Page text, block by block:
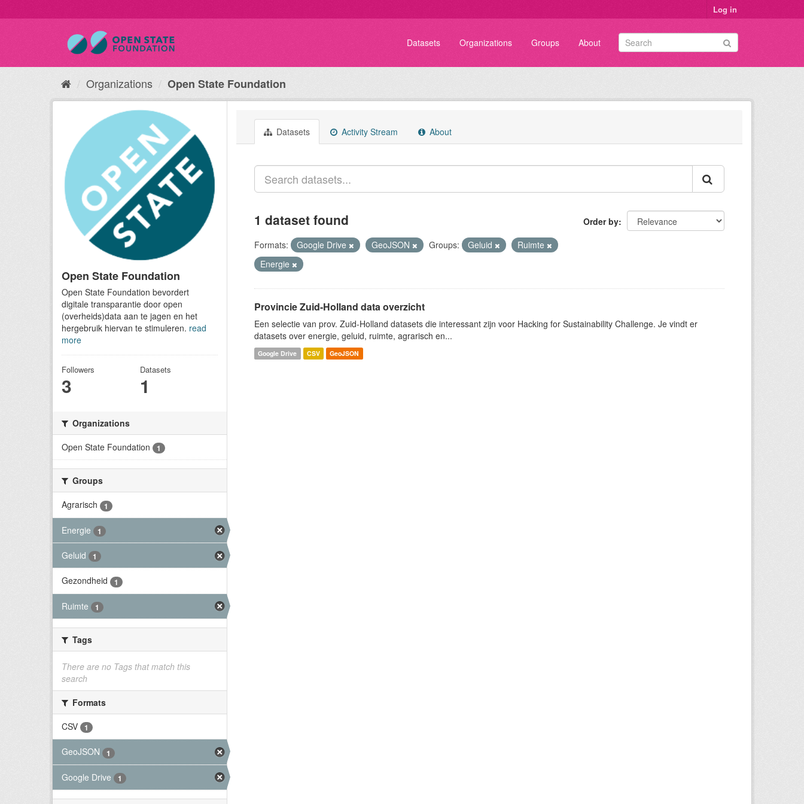
Log in
Datasets Organizations Groups About
Organizations Open State Foundation
Open State Foundation
Open State Foundation bevordert
digitale transparantie door open
(overheids)data aan te jagen en het
hergebruik hiervan te stimuleren. read
more
Followers
3
Datasets
1
Organizations
Open State Foundation
1
Groups
Agrarisch
1
Energie 1
Geluid 1
Gezondheid 1
Ruimte 1
Tags
There are no Tags that match this
search
Formats
CSV
1
GeoJSON 1
Google Drive 1
Datasets Activity Stream About
Order by
1 dataset found
Formats: Google Drive GeoJSON Groups: Geluid
Ruimte
Energie
Provincie Zuid-Holland data overzicht
Een selectie van prov. Zuid-Holland datasets die interessant zijn voor Hacking for Sustainability Challenge. Je vindt er
datasets over energie, geluid, ruimte, agrarisch en...
Google Drive CSV GeoJSON